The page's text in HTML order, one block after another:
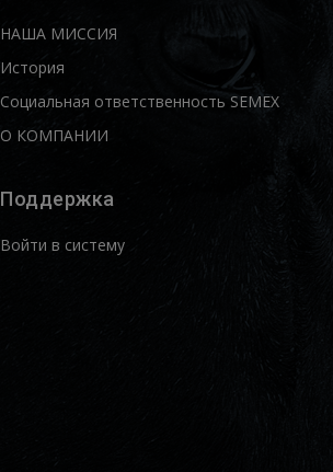
НАША МИССИЯ
История
Социальная ответственность SEMEX
О КОМПАНИИ
Поддержка
Войти в систему